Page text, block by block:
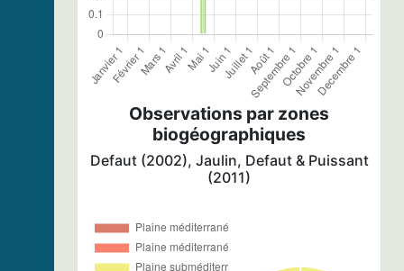
Observations par zones
biogéographiques
Defaut (2002), Jaulin, Defaut & Puissant
(2011)